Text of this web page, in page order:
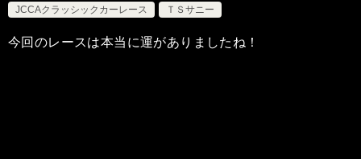
JCCAクラッシックカーレース
ＴＳサニー
今回のレースは本当に運がありましたね！